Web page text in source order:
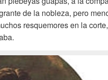
de la nobleza, pero
resquemores en la corte,